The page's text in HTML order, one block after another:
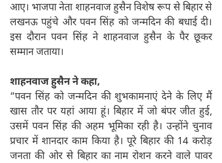
आए। भाजपा नेता शाहनवाज हुसैन विशेष रूप से बिहार से
लखनऊ पहुंचे और पवन सिंह को जन्मदिन की बधाई दी।
इस दौरान पवन सिंह ने शाहनवाज हुसैन के पैर छूकर
सम्मान जताया।
शाहनवाज हुसैन ने कहा,
“पवन सिंह को जन्मदिन की शुभकामनाएं देने के लिए मैं
खास तौर पर यहां आया हूं। बिहार में जो बंपर जीत हुई,
उसमें पवन सिंह की अहम भूमिका रही है। उन्होंने चुनाव
प्रचार में शानदार काम किया है। पूरे बिहार की 14 करोड़
जनता की ओर से बिहार का नाम रोशन करने वाले पावर